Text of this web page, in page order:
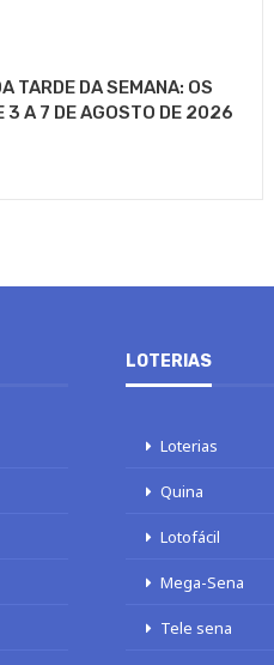
TARDE DA SEMANA: OS
3 A 7 DE AGOSTO DE 2026
LOTERIAS
Loterias
Quina
Lotofácil
Mega-Sena
Tele sena